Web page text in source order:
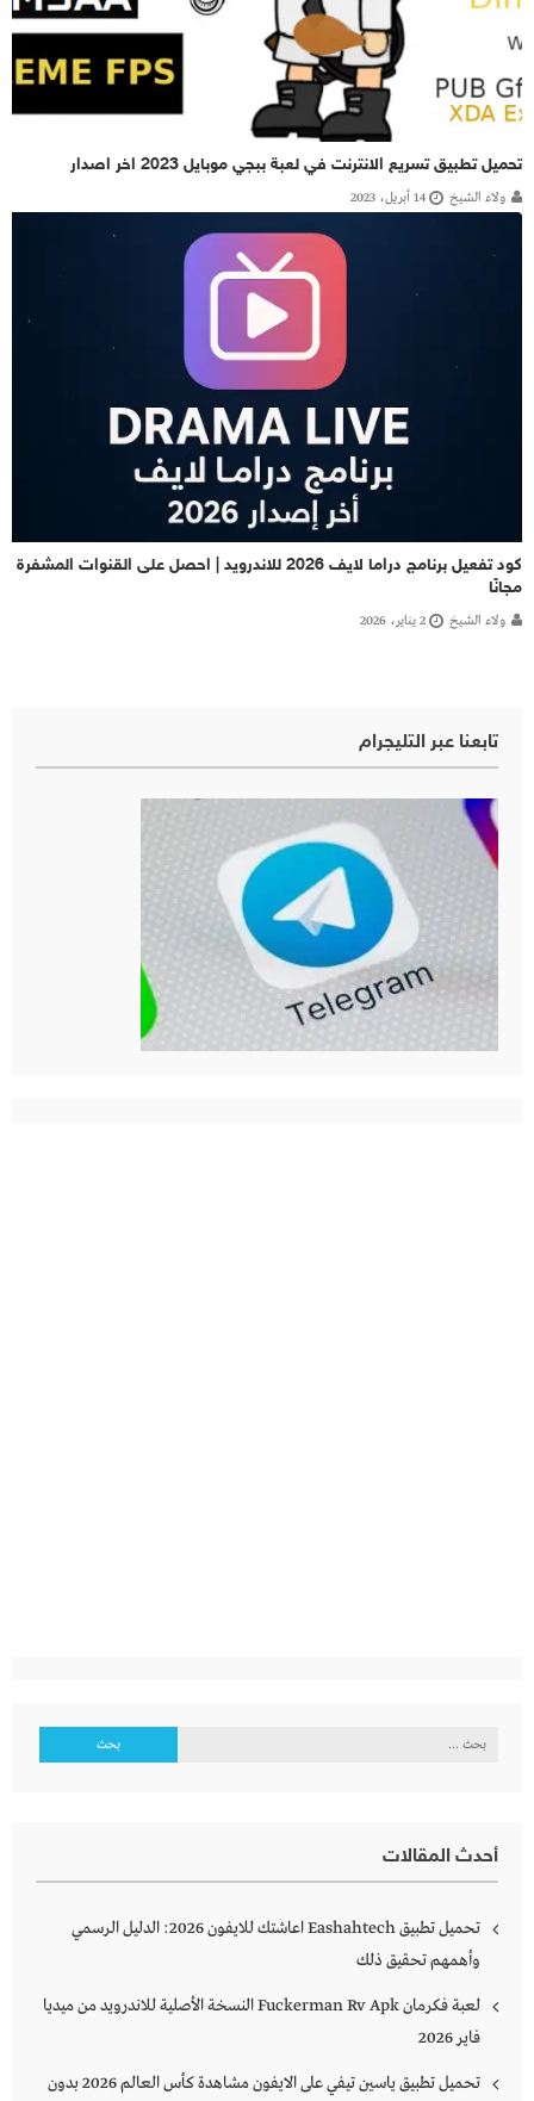
تحميل تطبيق تسريع الانترنت في لعبة ببجي موبايل 2023 اخر اصدار
ولاء الشيخ 14 أبريل، 2023
كود تفعيل برنامج دراما لايف 2026 للاندرويد | احصل على القنوات المشفرة
مجانًا
ولاء الشيخ 2 يناير، 2026
تابعنا عبر التليجرام
البحث
أحدث المقالات
تحميل تطبيق Eashahtech اعاشتك للايفون 2026: الدليل الرسمي
وأهمهم تحقيق ذلك
لعبة فكرمان Fuckerman Rv Apk النسخة الأصلية للاندرويد من ميديا
فاير 2026
تحميل تطبيق ياسين تيفي على الايفون مشاهدة كأس العالم 2026 بدون